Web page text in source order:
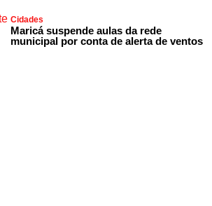
Cidades
Maricá suspende aulas da rede
municipal por conta de alerta de ventos